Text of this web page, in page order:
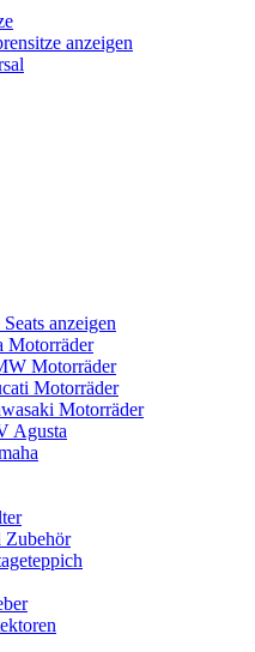
anzeigen
anzeigen
Motorräder
Motorräder
Motorräder
Motorräder
Agusta
Zubehör